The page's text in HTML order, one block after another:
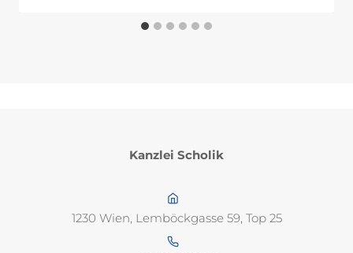
Kanzlei Scholik
1230 Wien, Lemböckgasse 59, Top 25